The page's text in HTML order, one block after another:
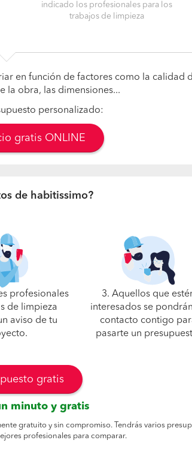
indicado los profesionales para los
trabajos de limpieza
en función de factores como la calidad
la obra, las dimensiones...
personalizado:
gratis ONLINE
de habitissimo?
profesionales
de limpieza
aviso de tu
3. Aquellos que
interesados se
contacto contigo
pasarte un
gratis
minuto y gratis
gratuito y sin compromiso. Tendrás varios
profesionales para comparar.